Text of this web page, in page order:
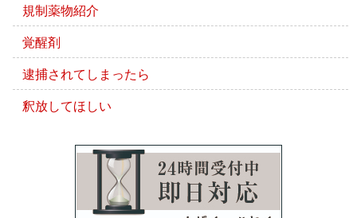
規制薬物紹介
覚醒剤
逮捕されてしまったら
釈放してほしい